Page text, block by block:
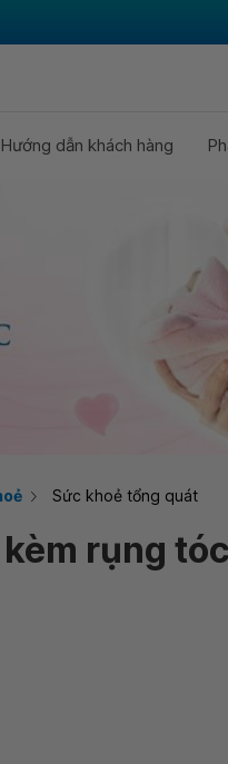
Hướng dẫn khách hàng
Sức khoẻ tổng quát
rụng